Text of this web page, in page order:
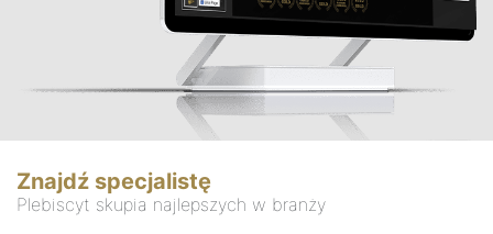
Znajdź specjalistę
Plebiscyt skupia najlepszych w branży